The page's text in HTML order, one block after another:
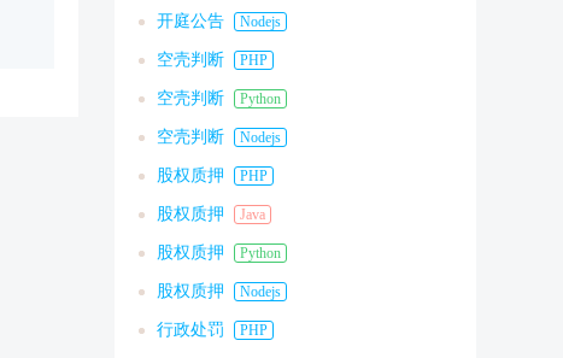
开庭公告 Nodejs
空壳判断 PHP
空壳判断 Python
空壳判断 Nodejs
股权质押 PHP
股权质押 Java
股权质押 Python
股权质押 Nodejs
行政处罚 PHP